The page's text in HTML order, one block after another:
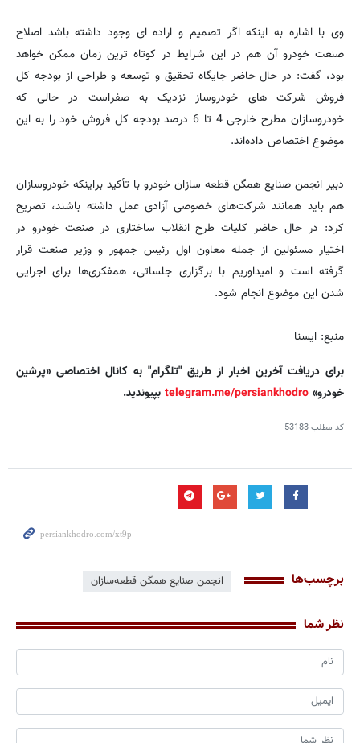
وی با اشاره به اینکه اگر تصمیم و اراده ای وجود داشته باشد اصلاح
صنعت خودرو آن هم در این شرایط در کوتاه ترین زمان ممکن خواهد
بود، گفت: در حال حاضر جایگاه تحقیق و توسعه و طراحی از بودجه کل
فروش شرکت های خودروساز نزدیک به صفراست در حالی که
خودروسازان مطرح خارجی 4 تا 6 درصد بودجه کل فروش خود را به این
موضوع اختصاص داده‌اند.
دبیر انجمن صنایع همگن قطعه سازان خودرو با تأکید براینکه خودروسازان
هم باید همانند شرکت‌های خصوصی آزادی عمل داشته باشند، تصریح
کرد: در حال حاضر کلیات طرح انقلاب ساختاری در صنعت خودرو در
اختیار مسئولین از جمله معاون اول رئیس جمهور و وزیر صنعت قرار
گرفته است و امیداوریم با برگزاری جلساتی، همفکری‌ها برای اجرایی
شدن این موضوع انجام شود.
منبع: ایسنا
برای دریافت آخرین اخبار از طریق "تلگرام" به کانال اختصاصی «پرشین
خودرو» telegram.me/persiankhodro بپیوندید.
کد مطلب53183
برچسب‌ها انجمن صنایع همگن قطعه‌سازان
نظر شما